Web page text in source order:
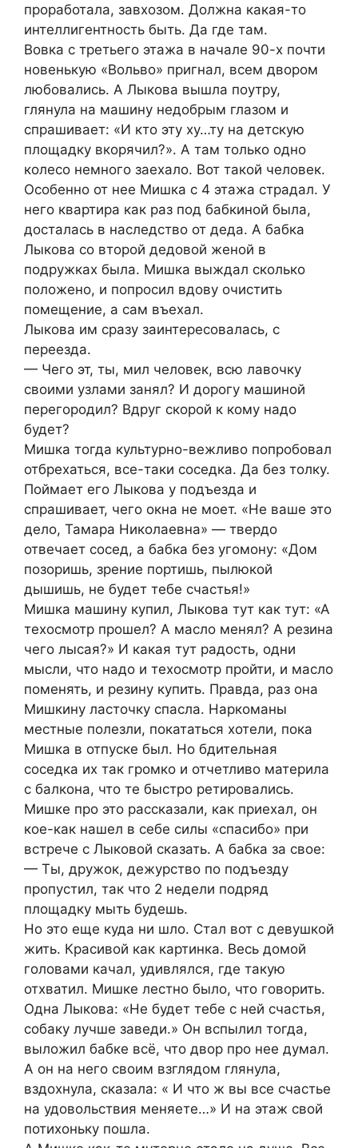
проработала, завхозом. Должна какая-то
интеллигентность быть. Да где там.
Вовка с третьего этажа в начале 90-х почти
новенькую «Вольво» пригнал, всем двором
любовались. А Лыкова вышла поутру,
глянула на машину недобрым глазом и
спрашивает: «И кто эту ху…ту на детскую
площадку вкорячил?». А там только одно
колесо немного заехало. Вот такой человек.
Особенно от нее Мишка с 4 этажа страдал. У
него квартира как раз под бабкиной была,
досталась в наследство от деда. А бабка
Лыкова со второй дедовой женой в
подружках была. Мишка выждал сколько
положено, и попросил вдову очистить
помещение, а сам въехал.
Лыкова им сразу заинтересовалась, с
переезда.
— Чего эт, ты, мил человек, всю лавочку
своими узлами занял? И дорогу машиной
перегородил? Вдруг скорой к кому надо
будет?
Мишка тогда культурно-вежливо попробовал
отбрехаться, все-таки соседка. Да без толку.
Поймает его Лыкова у подъезда и
спрашивает, чего окна не моет. «Не ваше это
дело, Тамара Николаевна» — твердо
отвечает сосед, а бабка без угомону: «Дом
позоришь, зрение портишь, пылюкой
дышишь, не будет тебе счастья!»
Мишка машину купил, Лыкова тут как тут: «А
техосмотр прошел? А масло менял? А резина
чего лысая?» И какая тут радость, одни
мысли, что надо и техосмотр пройти, и масло
поменять, и резину купить. Правда, раз она
Мишкину ласточку спасла. Наркоманы
местные полезли, покататься хотели, пока
Мишка в отпуске был. Но бдительная
соседка их так громко и отчетливо материла
с балкона, что те быстро ретировались.
Мишке про это рассказали, как приехал, он
кое-как нашел в себе силы «спасибо» при
встрече с Лыковой сказать. А бабка за свое:
— Ты, дружок, дежурство по подъезду
пропустил, так что 2 недели подряд
площадку мыть будешь.
Но это еще куда ни шло. Стал вот с девушкой
жить. Красивой как картинка. Весь домой
головами качал, удивлялся, где такую
отхватил. Мишке лестно было, что говорить.
Одна Лыкова: «Не будет тебе с ней счастья,
собаку лучше заведи.» Он вспылил тогда,
выложил бабке всё, что двор про нее думал.
А он на него своим взглядом глянула,
вздохнула, сказала: « И что ж вы все счастье
на удовольствия меняете…» И на этаж свой
потихоньку пошла.